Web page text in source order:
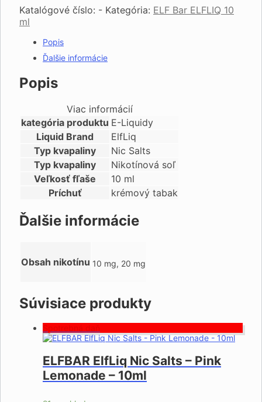
Katalógové číslo: - Kategória: ELF Bar ELFLIQ 10
ml
Popis
Ďalšie informácie
Popis
Viac informácií
kategória produktu E-Liquidy
Liquid Brand
ElfLiq
Typ kvapaliny
Nic Salts
Typ kvapaliny
Nikotínová soľ
Veľkosť fľaše
10 ml
Príchuť
krémový tabak
Ďalšie informácie
Obsah nikotínu 10 mg, 20 mg
Súvisiace produkty
Spotrebná daň
ELFBAR ElfLiq Nic Salts – Pink
Lemonade – 10ml